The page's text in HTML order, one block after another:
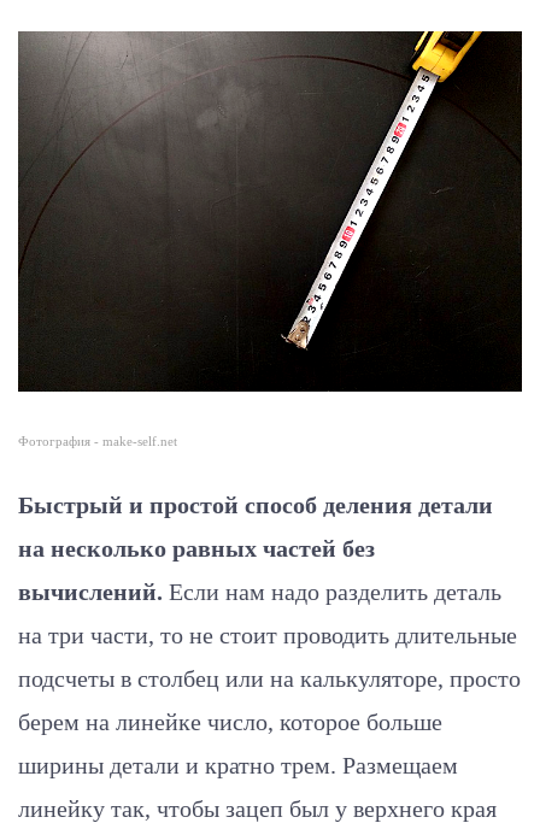
Фотография - make-self.net
Быстрый и простой способ деления детали
на несколько равных частей без
вычислений. Если нам надо разделить деталь
на три части, то не стоит проводить длительные
подсчеты в столбец или на калькуляторе, просто
берем на линейке число, которое больше
ширины детали и кратно трем. Размещаем
линейку так, чтобы зацеп был у верхнего края